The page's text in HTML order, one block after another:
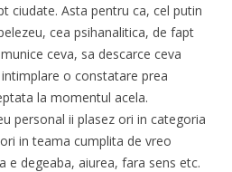
ciudate. Asta pentru ca, cel putin
cea psihanalitica, de fapt
ceva, sa descarce ceva
o constatare prea
la momentul acela.
personal ii plasez ori in categoria
in teama cumplita de vreo
e degeaba, aiurea, fara sens etc.